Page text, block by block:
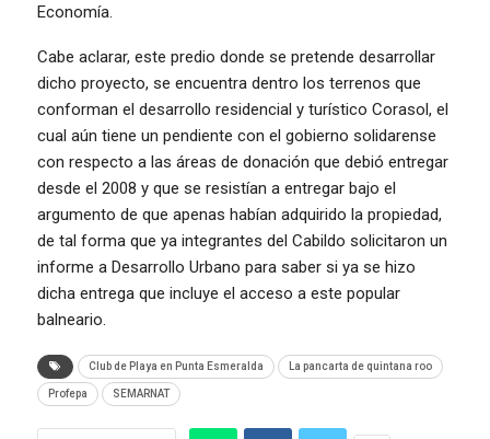
Economía.
Cabe aclarar, este predio donde se pretende desarrollar
dicho proyecto, se encuentra dentro los terrenos que
conforman el desarrollo residencial y turístico Corasol, el
cual aún tiene un pendiente con el gobierno solidarense
con respecto a las áreas de donación que debió entregar
desde el 2008 y que se resistían a entregar bajo el
argumento de que apenas habían adquirido la propiedad,
de tal forma que ya integrantes del Cabildo solicitaron un
informe a Desarrollo Urbano para saber si ya se hizo
dicha entrega que incluye el acceso a este popular
balneario.
Club de Playa en Punta Esmeralda La pancarta de quintana roo
Profepa SEMARNAT